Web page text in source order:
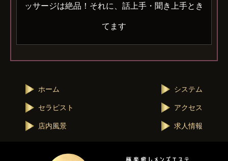
ッサージは絶品！それに、話上手・聞き上手とき
てます
ホーム システム
セラピスト アクセス
店内風景 求人情報